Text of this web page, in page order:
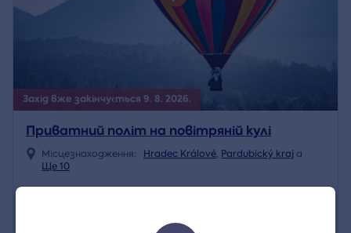
Захід вже закінчується 9. 8. 2026.
Приватний політ на повітряній кулі
Місцезнаходження: Hradec Králové, Pardubický kraj a
Ще 10